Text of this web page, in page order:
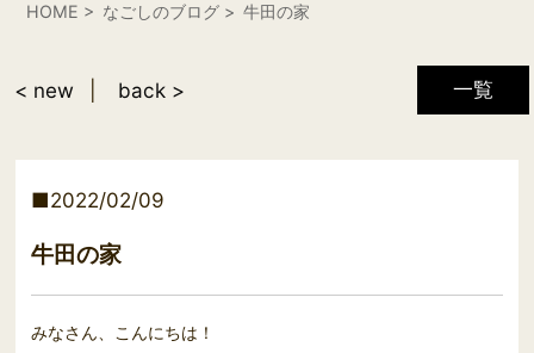
HOME なごしのブログ 牛田の家
一覧
< new back >
2022/02/09
牛田の家
みなさん、こんにちは！